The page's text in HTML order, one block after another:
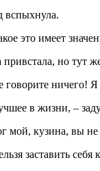
вспыхнула.
это имеет
но тут
говорите ничего! Я
в жизни, –
мой, кузина, вы
заставить